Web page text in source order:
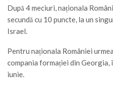
După 4 meciuri, naționala
secundă cu 10 puncte, la un
Israel.
Pentru naționala României
compania formației din Georgia,
iunie.